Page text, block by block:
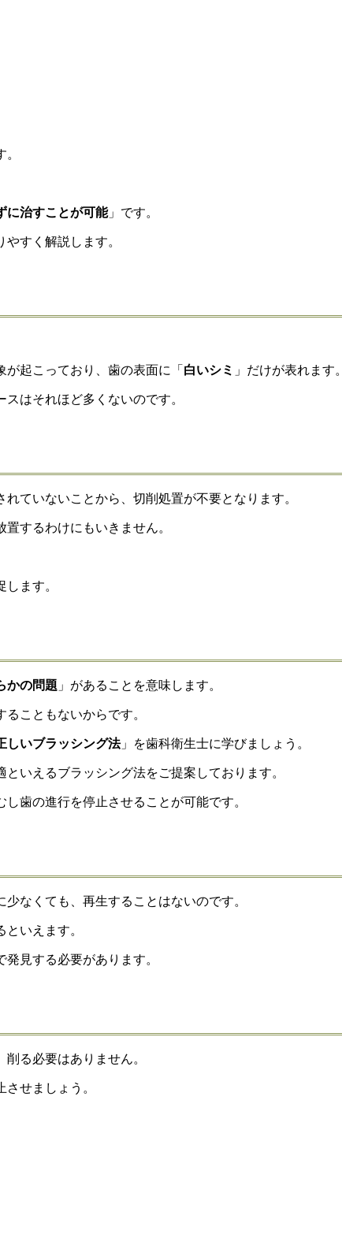
に治すことが可能」です。
すく解説します。
が起こっており、歯の表面に「 白いシミ 」だけが表れます。
はそれほど多くないのです。
ていないことから、切削処置が不要となります。
置するわけにもいきません。
ます。
かの問題 」があることを意味します。
こともないからです。
しいブラッシング法」を歯科衛生士に学びましょう。
いえるブラッシング法をご提案しております。
歯の進行を停止させることが可能です。
なくても、再生することはないのです。
といえます。
見する必要があります。
る必要はありません。
せましょう。